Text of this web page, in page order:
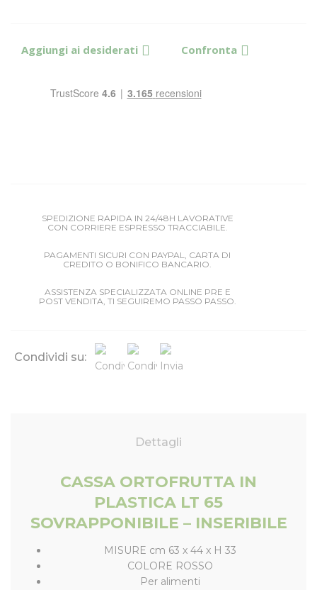
Aggiungi ai desiderati Confronta
SPEDIZIONE RAPIDA IN 24/48H LAVORATIVE
CON CORRIERE ESPRESSO TRACCIABILE.
PAGAMENTI SICURI CON PAYPAL, CARTA DI
CREDITO O BONIFICO BANCARIO.
ASSISTENZA SPECIALIZZATA ONLINE PRE E
POST VENDITA, TI SEGUIREMO PASSO PASSO.
Condividi su:
Dettagli
CASSA ORTOFRUTTA IN
PLASTICA LT 65
SOVRAPPONIBILE – INSERIBILE
MISURE cm 63 x 44 x H 33
COLORE ROSSO
Per alimenti